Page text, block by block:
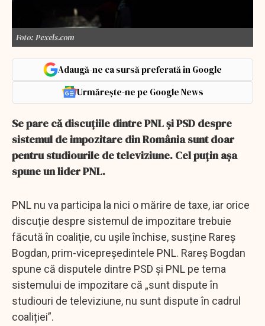
Foto: Pexels.com
Adaugă-ne ca sursă preferată în Google
Urmărește-ne pe Google News
Se pare că discuţiile dintre PNL şi PSD despre
sistemul de impozitare din România sunt doar
pentru studiourile de televiziune. Cel puţin aşa
spune un lider PNL.
PNL nu va participa la nici o mărire de taxe, iar orice
discuție despre sistemul de impozitare trebuie
făcută în coaliție, cu ușile închise, susține Rareș
Bogdan, prim-vicepreședintele PNL. Rareș Bogdan
spune că disputele dintre PSD și PNL pe tema
sistemului de impozitare că „sunt dispute în
studiouri de televiziune, nu sunt dispute în cadrul
coaliției”.